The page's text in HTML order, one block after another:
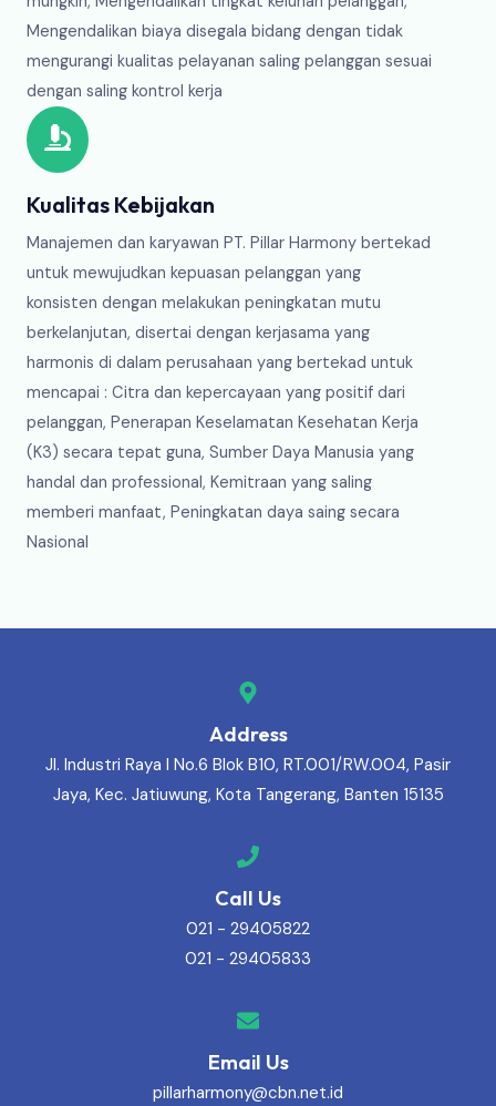
Mengendalikan biaya disegala bidang dengan tidak
mengurangi kualitas pelayanan saling pelanggan sesuai
dengan saling kontrol kerja
Kualitas Kebijakan
Manajemen dan karyawan PT. Pillar Harmony bertekad
untuk mewujudkan kepuasan pelanggan yang
konsisten dengan melakukan peningkatan mutu
berkelanjutan, disertai dengan kerjasama yang
harmonis di dalam perusahaan yang bertekad untuk
mencapai : Citra dan kepercayaan yang positif dari
pelanggan, Penerapan Keselamatan Kesehatan Kerja
(K3) secara tepat guna, Sumber Daya Manusia yang
handal dan professional, Kemitraan yang saling
memberi manfaat, Peningkatan daya saing secara
Nasional
Address
Jl. Industri Raya I No.6 Blok B10, RT.001/RW.004, Pasir
Jaya, Kec. Jatiuwung, Kota Tangerang, Banten 15135
Call Us
021 - 29405822
021 - 29405833
Email Us
pillarharmony@cbn.net.id